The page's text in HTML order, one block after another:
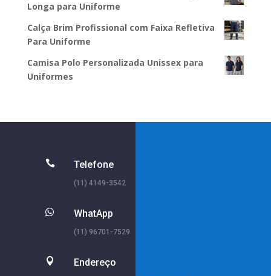
Longa para Uniforme
Calça Brim Profissional com Faixa Refletiva
Para Uniforme
Camisa Polo Personalizada Unissex para
Uniformes
 Telefone
(11) 4149-3542
 WhatApp
(11) 96701-7529
 Endereço